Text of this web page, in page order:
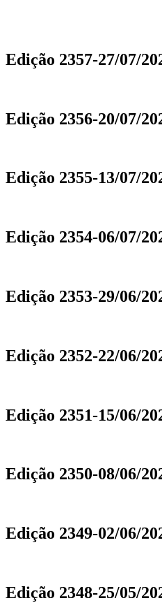
Edição 2357-27/07/
Edição 2356-20/07/
Edição 2355-13/07/
Edição 2354-06/07/
Edição 2353-29/06/
Edição 2352-22/06/
Edição 2351-15/06/
Edição 2350-08/06/
Edição 2349-02/06/
Edição 2348-25/05/